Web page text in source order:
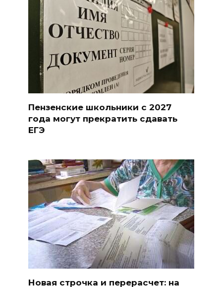
Пензенские школьники с 2027
года могут прекратить сдавать
ЕГЭ
Новая строчка и перерасчет: на